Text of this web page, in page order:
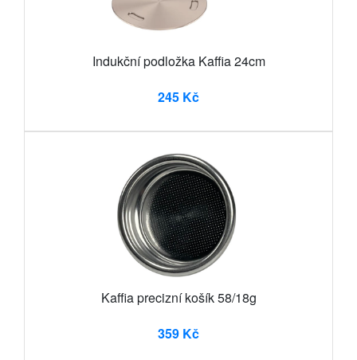
Indukční podložka Kaffia 24cm
245 Kč
Kaffia precizní košík 58/18g
359 Kč